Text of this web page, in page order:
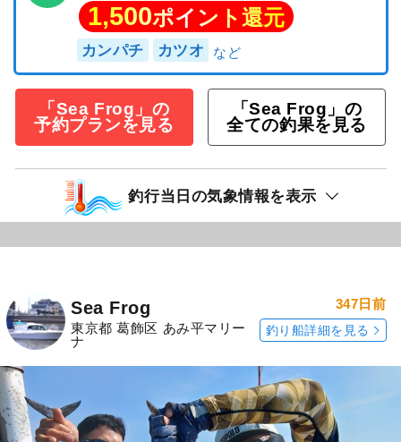
1,500ポイント還元
カンパチ カツオ
「Sea Frog」の
予約プランを見る
「Sea Frog」の
全ての釣果を見る
釣行当日の気象情報を表示
Sea Frog
東京都 葛飾区 あみ平マリー
ナ
347日前
釣り船詳細を見る